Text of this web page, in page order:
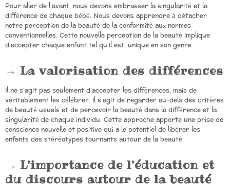
Pour aller de l’avant, nous devons embrasser la singularité et la
différence de chaque bébé. Nous devons apprendre à détacher
notre perception de la beauté de la conformité aux normes
conventionnelles. Cette nouvelle perception de la beauté implique
d’accepter chaque enfant tel qu’il est, unique en son genre.
La valorisation des différences
Il ne s’agit pas seulement d’accepter les différences, mais de
véritablement les célébrer. Il s’agit de regarder au-delà des critères
de beauté usuels et de percevoir la beauté dans la différence et la
singularité de chaque individu. Cette approche apporte une prise de
conscience nouvelle et positive qui a le potentiel de libérer les
enfants des stéréotypes tournants autour de la beauté.
L’importance de l’éducation et
du discours autour de la beauté